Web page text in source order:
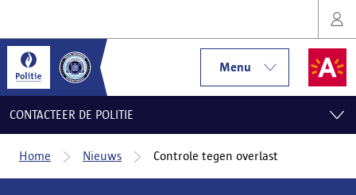
Menu
CONTACTEER DE POLITIE
Home Nieuws Controle tegen overlast